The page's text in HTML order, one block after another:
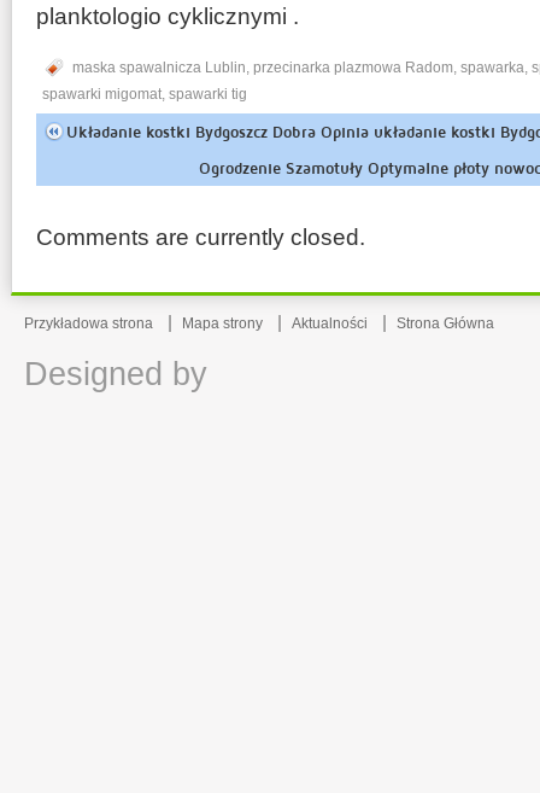
planktologio cyklicznymi .
maska spawalnicza Lublin, przecinarka plazmowa Radom, spawarka,
spawarki migomat, spawarki tig
Układanie kostki Bydgoszcz Dobra Opinia układanie kostki
Ogrodzenie Szamotuły Optymalne płoty
Comments are currently closed.
Przykładowa strona Mapa strony Aktualności Strona Główna
Designed by